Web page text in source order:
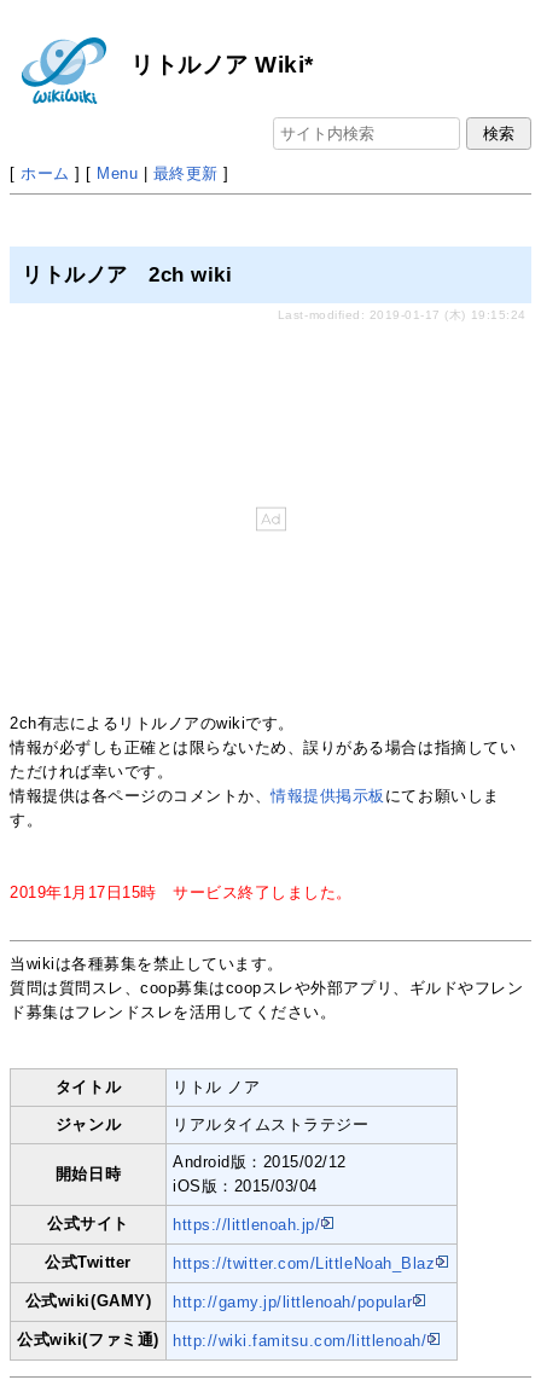
リトルノア Wiki*
[ ホーム ] [ Menu | 最終更新 ]
リトルノア 2ch wiki
Last-modified: 2019-01-17 (木) 19:15:24
2ch有志によるリトルノアのwikiです。
情報が必ずしも正確とは限らないため、誤りがある場合は指摘してい
ただければ幸いです。
情報提供は各ページのコメントか、情報提供掲示板 にてお願いしま
す。
2019年1月17日15時 サービス終了しました。
当wikiは各種募集を禁止しています。
質問は質問スレ、coop募集はcoopスレや外部アプリ、ギルドやフレン
ド募集はフレンドスレを活用してください。
タイトル リトル ノア
ジャンル リアルタイムストラテジー
開始日時
Android版：2015/02/12
iOS版：2015/03/04
公式サイト https://littlenoah.jp/
公式Twitter https://twitter.com/LittleNoah_Blaz
公式wiki(GAMY) http://gamy.jp/littlenoah/popular
公式wiki(ファミ通) http://wiki.famitsu.com/littlenoah/